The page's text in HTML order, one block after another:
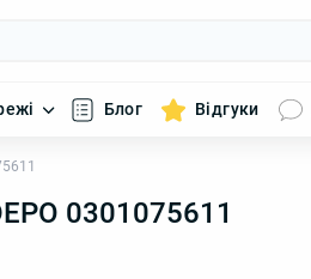
Блог Відгуки
0301075611